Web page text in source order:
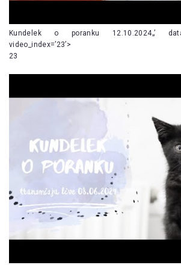
Kundelek o poranku 12.10.2024„’
video_index=’23’>
23